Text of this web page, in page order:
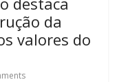
da
valores do